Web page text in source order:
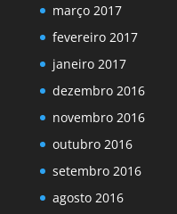
março 2017
fevereiro 2017
janeiro 2017
dezembro 2016
novembro 2016
outubro 2016
setembro 2016
agosto 2016